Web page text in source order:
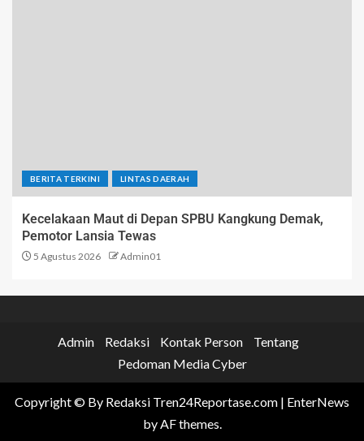
BERITA TERKINI LINTAS DAERAH
Kecelakaan Maut di Depan SPBU Kangkung Demak,
Pemotor Lansia Tewas
5 Agustus 2026 Admin01
Admin Redaksi Kontak Person
Tentang
Pedoman Media Cyber
Copyright © By Redaksi Tren24Reportase.com | EnterNews
by AF themes.